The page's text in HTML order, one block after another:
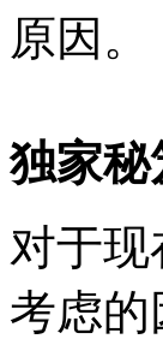
原因。
独家秘
对于
考虑